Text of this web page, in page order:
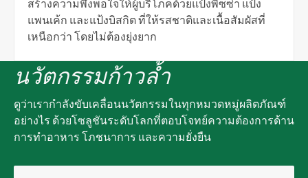
สร้างความพึงพอใจให้ผู้บริโภคด้วยแป้งพิซซ่า แป้ง
แพนเค้ก และแป้งบิสกิต ที่ให้รสชาติและเนื้อสัมผัสที่
เหนือกว่า โดยไม่ต้องยุ่งยาก
นวัตกรรมก้าวล้ำ
ดูว่าเรากำลังขับเคลื่อนนวัตกรรมในทุกหมวดหมู่ผลิตภัณฑ์
อย่างไร ด้วยโซลูชันระดับโลกที่ตอบโจทย์ความต้องการด้าน
การทำอาหาร โภชนาการ และความยั่งยืน